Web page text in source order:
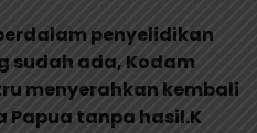
penyelidikan
sudah ada, Kodam
menyerahkan kembali
Papua tanpa hasil.K